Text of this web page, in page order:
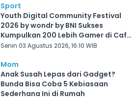
Sport
Youth Digital Community Festival
2026 by wondr by BNI Sukses
Kumpulkan 200 Lebih Gamer di Cafe
Frekuensi Depok
Senin 03 Agustus 2026, 16:10 WIB
Mom
Anak Susah Lepas dari Gadget?
Bunda Bisa Coba 5 Kebiasaan
Sederhana Ini di Rumah